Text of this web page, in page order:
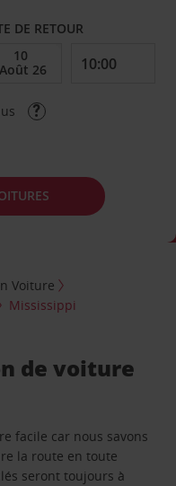
DE RETOUR
Voiture
Mississippi
de voiture
facile car nous savons
la route en toute
seront toujours à